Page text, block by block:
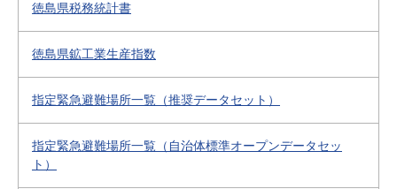
徳島県税務統計書
徳島県鉱工業生産指数
指定緊急避難場所一覧（推奨データセット）
指定緊急避難場所一覧（自治体標準オープンデータセッ
ト）